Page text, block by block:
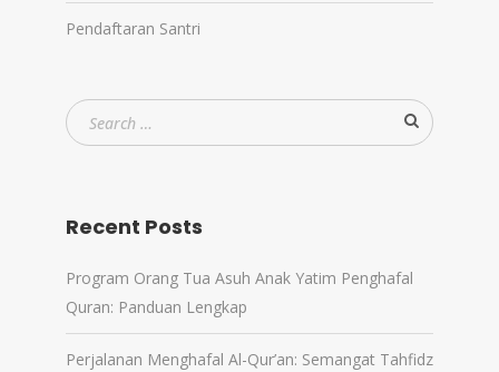
Pendaftaran Santri
Recent Posts
Program Orang Tua Asuh Anak Yatim Penghafal
Quran: Panduan Lengkap
Perjalanan Menghafal Al-Qur’an: Semangat Tahfidz